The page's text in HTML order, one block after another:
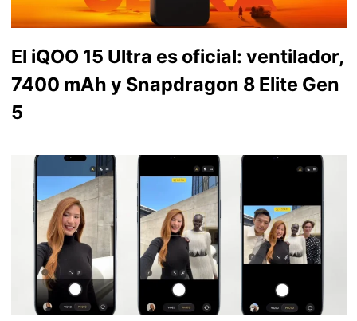
El iQOO 15 Ultra es oficial: ventilador,
7400 mAh y Snapdragon 8 Elite Gen
5